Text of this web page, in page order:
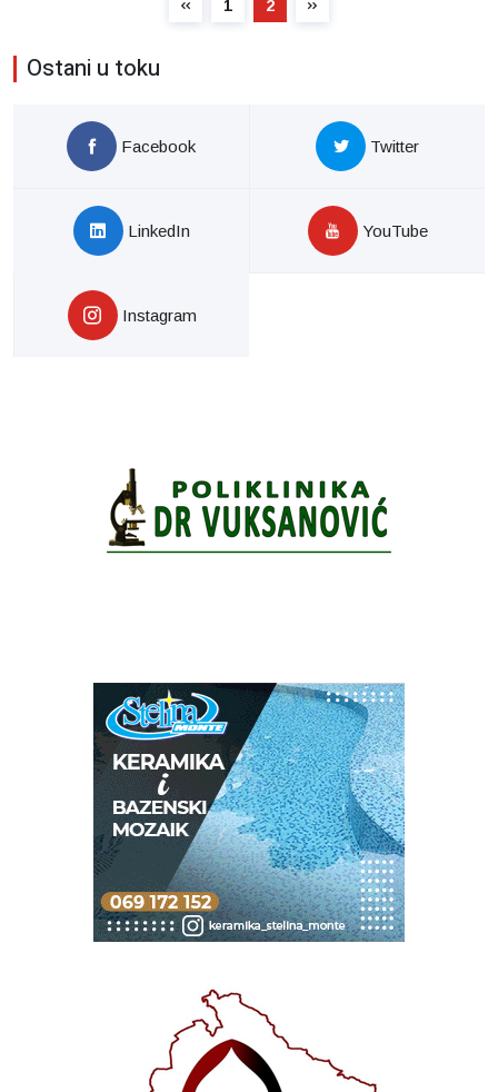
1 2
Ostani u toku
Facebook Twitter
LinkedIn YouTube
Instagram